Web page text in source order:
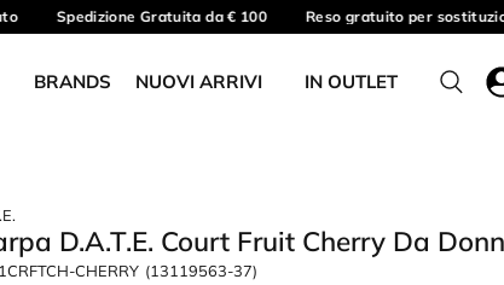
Spedizione Gratuita da € 100 Reso gratuito per
BRANDS NUOVI ARRIVI IN OUTLET
D.A.T.E. Court Fruit Cherry Da
CHERRY (13119563-37)